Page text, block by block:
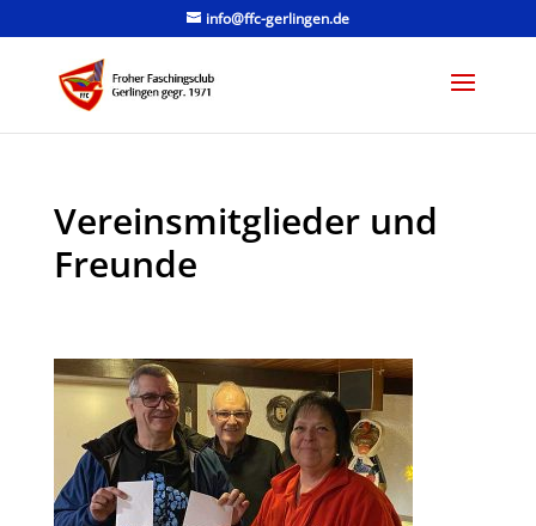
info@ffc-gerlingen.de
Vereinsmitglieder und
Freunde